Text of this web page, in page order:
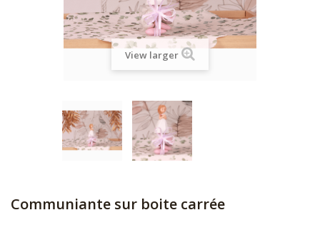
View larger
Communiante sur boite carrée